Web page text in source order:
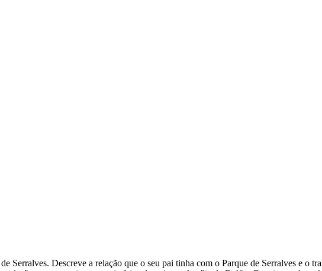
Serralves. Descreve a relação que o seu pai tinha com o Parque de Serralves e o